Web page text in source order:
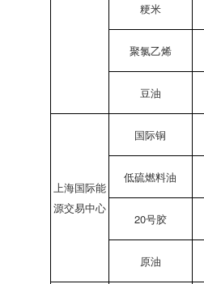
粳米
聚氯乙烯
豆油
上海国际能
源交易中心
国际铜
低硫燃料油
20号胶
原油